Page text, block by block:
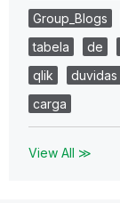
Group_Blogs
tabela
de
qlik
duvidas
carga
View All ≫